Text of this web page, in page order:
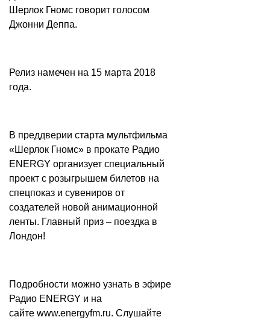
Шерлок Гномс говорит голосом
Джонни Деппа.
Релиз намечен на 15 марта 2018
года.
В преддверии старта мультфильма
«Шерлок Гномс» в прокате Радио
ENERGY организует специальный
проект с розыгрышем билетов на
спецпоказ и сувениров от
создателей новой анимационной
ленты. Главный приз – поездка в
Лондон!
Подробности можно узнать в эфире
Радио ENERGY и на
сайте www.energyfm.ru. Слушайте